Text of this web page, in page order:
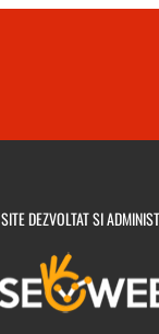
SITE DEZVOLTAT SI